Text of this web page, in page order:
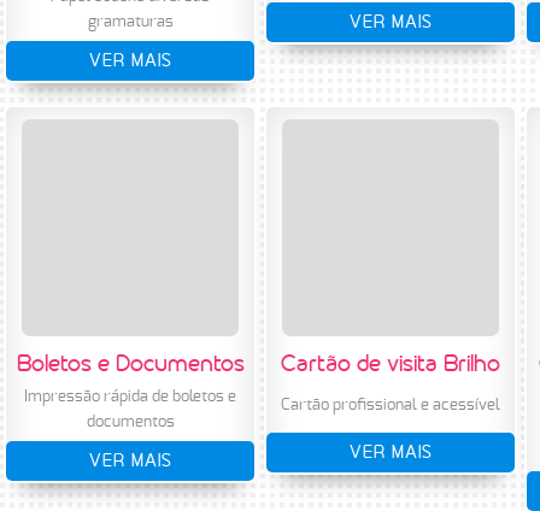
gramaturas
VER MAIS
VER MAIS
Boletos e Documentos
Impressão rápida de boletos e
documentos
VER MAIS
Cartão de visita Brilho
Cartão profissional e acessível
VER MAIS